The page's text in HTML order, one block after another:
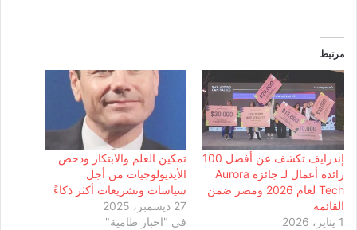
مرتبط
إندرايف تكشف عن أفضل 100
رائدة أعمال لـ جائزة Aurora
Tech لعام 2026 ومصر ضمن
القائمة
1 يناير، 2026
تمكين العلم والابتكار ودحض
الأيديولوجيات من أجل
سياسات وتشريعات أكثر ذكاءً
27 ديسمبر، 2025
في "اخبار طامية"